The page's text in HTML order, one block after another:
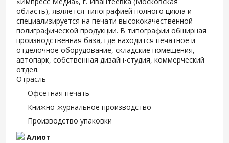
область), является типографией полного цикла и
специализируется на печати высококачественной
полиграфической продукции. В типографии обширная
производственная база, где находится печатное и
отделочное оборудование, складские помещения,
автопарк, собственная дизайн-студия, коммерческий
отдел.
Отрасль
Офсетная печать
Книжно-журнальное производство
Производство упаковки
Алиот